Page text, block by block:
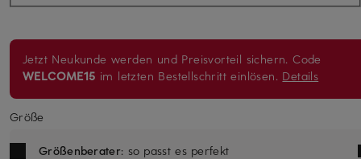
Jetzt Neukunde werden und Preisvorteil sichern. Code
WELCOME15 im letzten Bestellschritt einlösen. Details
Größe
Größenberater: so passt es perfekt